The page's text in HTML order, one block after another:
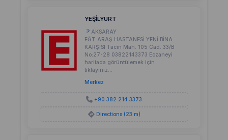
YEŞİLYURT
AKSARAY
EĞT.ARAŞ.HASTANESİ YENİ BİNA
KARŞISI Tacin Mah. 105 Cad. 33/B
No:27-28 03822143373 Eczaneyi
haritada görüntülemek için
tıklayınız...
Merkez
+90 382 214 3373
Directions (23 m)